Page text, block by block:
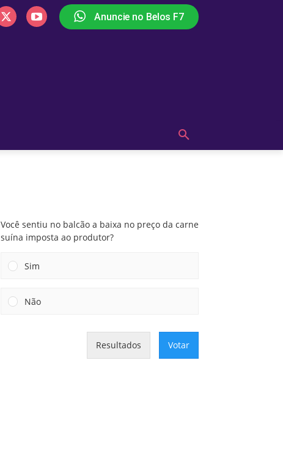
Anuncie no Belos F7
Você sentiu no balcão a baixa no preço da carne
suína imposta ao produtor?
Sim
Não
Resultados Votar